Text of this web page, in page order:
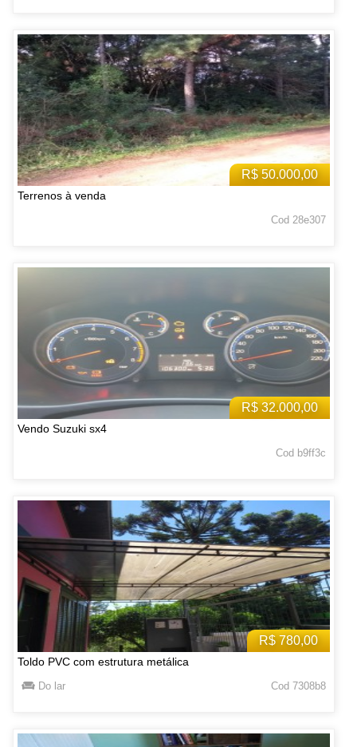
R$ 50.000,00
Terrenos à venda
Cod 28e307
R$ 32.000,00
Vendo Suzuki sx4
Cod b9ff3c
R$ 780,00
Toldo PVC com estrutura metálica
Do lar Cod 7308b8